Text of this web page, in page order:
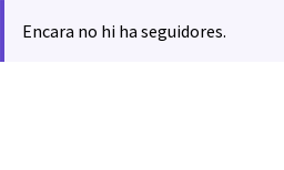
Encara no hi ha seguidores.